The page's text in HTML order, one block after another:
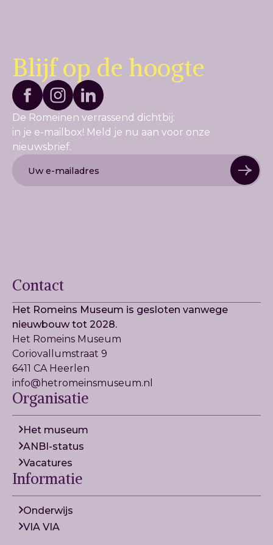
Blijf op de hoogte
De Romeinen verrassend dichtbij:
in je e-mailbox! Meld je nu aan voor onze
nieuwsbrief.
Contact
Het Romeins Museum is gesloten vanwege
nieuwbouw tot 2028.
Het Romeins Museum
Coriovallumstraat 9
6411 CA Heerlen
info@hetromeinsmuseum.nl
Organisatie
Het museum
ANBI-status
Vacatures
Informatie
Onderwijs
VIA VIA